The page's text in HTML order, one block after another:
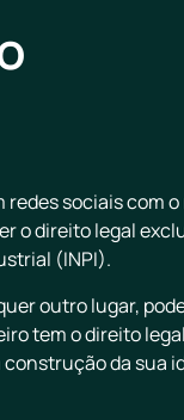
sociais com
o direito legal
(INPI).
outro lugar,
tem o direito
da sua